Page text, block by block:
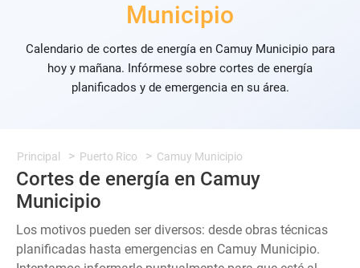
Municipio
Calendario de cortes de energía en Camuy Municipio para
hoy y mañana. Infórmese sobre cortes de energía
planificados y de emergencia en su área.
Principal Puerto Rico Camuy Municipio
Cortes de energía en Camuy
Municipio
Los motivos pueden ser diversos: desde obras técnicas
planificadas hasta emergencias en Camuy Municipio.